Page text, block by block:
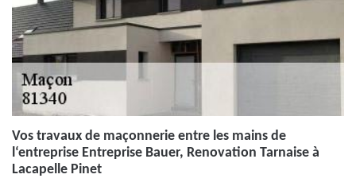
Vos travaux de maçonnerie entre les mains de
l‘entreprise Entreprise Bauer, Renovation Tarnaise à
Lacapelle Pinet